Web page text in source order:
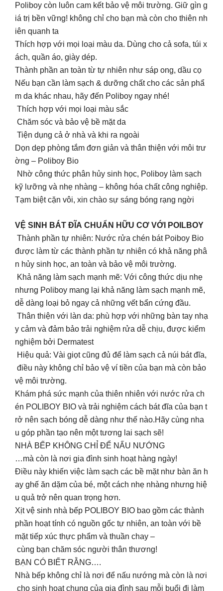
Poliboy còn luôn cam kết bảo vệ môi trường. Giữ gìn g
iá trị bền vững! không chỉ cho bạn mà còn cho thiên nh
iên quanh ta
Thích hợp với mọi loại màu da. Dùng cho cả sofa, túi x
ách, quần áo, giày dép.
Thành phần an toàn từ tự nhiên như sáp ong, dầu cọ
Nếu bạn cần làm sạch & dưỡng chất cho các sản phẩ
m da khác nhau, hãy đến Poliboy ngay nhé!
Thích hợp với mọi loại màu sắc
Chăm sóc và bảo vệ bề mặt da
Tiện dụng cả ở nhà và khi ra ngoài
Dọn dẹp phòng tắm đơn giản và thân thiện với môi trư
ờng – Poliboy Bio
Nhờ công thức phân hủy sinh học, Poliboy làm sạch
kỹ lưỡng và nhẹ nhàng – không hóa chất công nghiệp.
Tạm biệt cặn vôi, xin chào sự sáng bóng rạng ngời
VỆ SINH BÁT ĐĨA CHUẨN HỮU CƠ VỚI POILBOY
Thành phần tự nhiên: Nước rửa chén bát Poiboy Bio
được làm từ các thành phần tự nhiên có khả năng phâ
n hủy sinh học, an toàn và bảo vệ môi trường.
Khả năng làm sạch mạnh mẽ: Với công thức dịu nhẹ
nhưng Poliboy mang lại khả năng làm sạch mạnh mẽ,
dễ dàng loại bỏ ngay cả những vết bẩn cứng đầu.
Thân thiện với làn da: phù hợp với những bàn tay nhạ
y cảm và đảm bảo trải nghiệm rửa dễ chịu, được kiểm
nghiệm bởi Dermatest
Hiệu quả: Vài giọt cũng đủ để làm sạch cả núi bát đĩa,
điều này không chỉ bảo vệ ví tiền của bạn mà còn bảo
vệ môi trường.
Khám phá sức mạnh của thiên nhiên với nước rửa ch
én POLIBOY BIO và trải nghiệm cách bát đĩa của bạn t
rở nên sạch bóng dễ dàng như thế nào.Hãy cùng nha
u góp phần tạo nên một tương lai sạch sẽ!
NHÀ BẾP KHÔNG CHỈ ĐỂ NẤU NƯỚNG
…mà còn là nơi gia đình sinh hoạt hàng ngày!
Điều này khiến việc làm sạch các bề mặt như bàn ăn h
ay ghế ăn dặm của bé, một cách nhẹ nhàng nhưng hiệ
u quả trở nên quan trọng hơn.
Xịt vệ sinh nhà bếp POLIBOY BIO bao gồm các thành
phần hoạt tính có nguồn gốc tự nhiên, an toàn với bề
mặt tiếp xúc thực phẩm và thuần chay –
cùng bạn chăm sóc người thân thương!
BẠN CÓ BIẾT RẰNG….
Nhà bếp không chỉ là nơi để nấu nướng mà còn là nơi
cho sinh hoạt chung của gia đình sau mỗi buổi đi làm